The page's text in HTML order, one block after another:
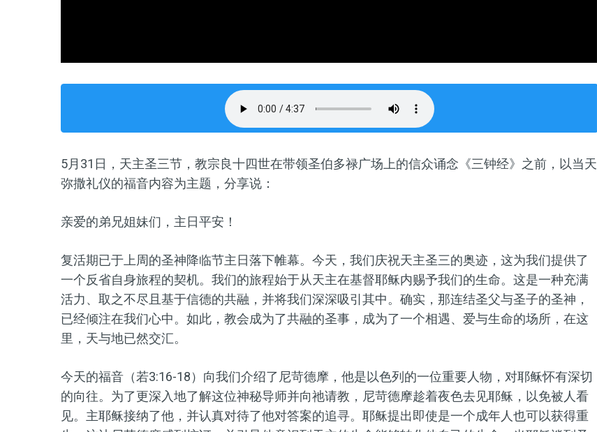
5月 31 日，天主圣三节，教宗良十四世在带领圣伯多禄广场上的信众诵念《三钟经》之前，以当天
弥撒礼仪的福音内容为主题，分享说：
亲爱的弟兄姐妹们，主日平安 ！
复活期已于上周的圣神降临节主日落下帷幕。今天，我们庆祝天主圣三的奥迹，这为我们提供了
一个反省自身旅程的契机。我们的旅程始于从天主在基督耶稣内赐予我们的生命。这是一种充满
活力、取之不尽且基于信德的共融，并将我们深深吸引其中。确实，那连结圣父与圣子的圣神，
已经倾注在我们心中。如此，教会成为了共融的圣事，成为了一个相遇、爱与生命的场所，在这
里，天与地已然交汇。
今天的福音（若3:16-18）向我们介绍了尼苛德摩，他是以色列的一位重要人物，对耶稣怀有深切
的向往。为了更深入地了解这位神秘导师并向祂请教，尼苛德摩趁着夜色去见耶稣，以免被人看
见。主耶稣接纳了他，并认真对待了他对答案的追寻。耶稣提出即使是一个成年人也可以获得重